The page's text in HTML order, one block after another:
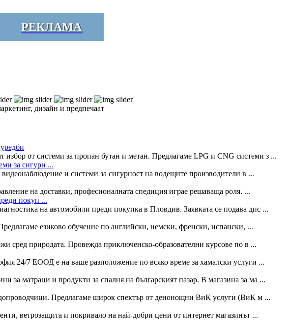
РЕКЛАМА
дизайн и предпечаат
от системи за пропан бутан и метан. Предлагаме LPG и CNG системи з ...
за сигурн ...
и системи за сигурност на водещите производители в ...
на доставки, професионалната спедиция играе решаваща роля. ...
покуп ...
на автомобили преди покупка в Пловдив. Заявката се подава дис ...
езиково обучение по английски, немски, френски, испански, ...
сред природата. Провежда приключенско-образователни курсове по в ...
24/7 ЕООД е на ваше разположение по всяко време за хамалски услуги ...
за матраци и продукти за спалня на българският пазар. В магазина за ма ...
Предлагаме широк спектър от денонощни ВиК услуги (ВиК м ...
ветрозащита и покривало на най-добри цени от интернет магазинът ...